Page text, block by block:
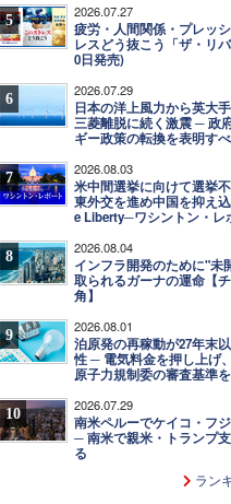
5 2026.07.27
疲労・人間関係・プレッ
レスどう抜こう「ザ・リ
0日発売)
6 2026.07.29
日本の洋上風力から英大
三菱離脱に続く激震 ─ 政
ギー政策の転換を表明す
7 2026.08.03
米中間選挙に向けて選挙
東外交を進め中国を抑え
e Liberty─ワシントン・レ
8 2026.08.04
インフラ開発のために"未
取られるガーナの運命【
角】
9 2026.08.01
泊原発の再稼動が27年末
性 ─ 電気料金を押し上げ
原子力規制委の審査基準
10 2026.07.29
南米ペルーでケイコ・フ
─ 南米で親米・トランプ
る
ラン